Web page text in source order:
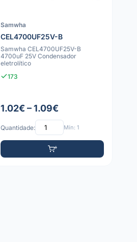
Samwha
CEL4700UF25V-B
Samwha CEL4700UF25V-B
4700uF 25V Condensador
eletrolítico
173
1.02€ – 1.09€
Quantidade: Mín: 1